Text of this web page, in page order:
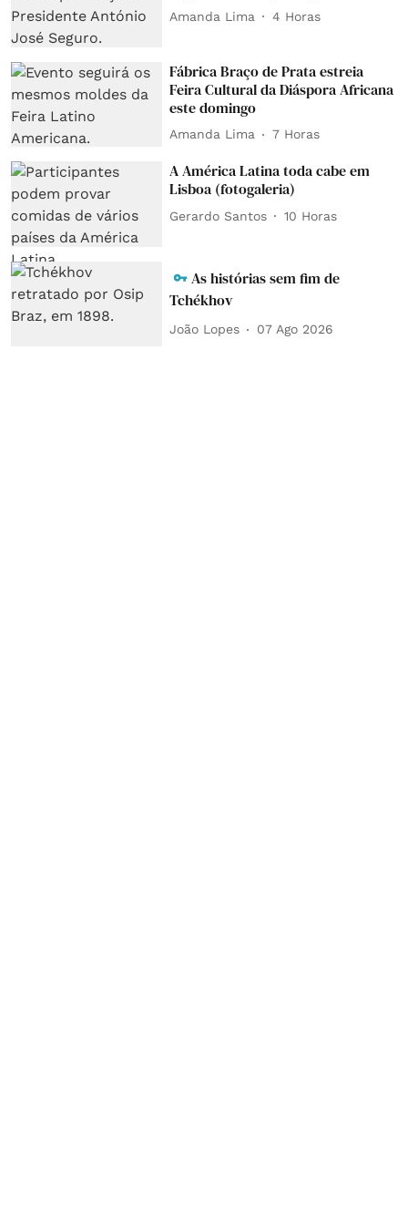
Amanda Lima 4 Horas
Fábrica Braço de Prata estreia
Feira Cultural da Diáspora Africana
este domingo
Amanda Lima 7 Horas
A América Latina toda cabe em
Lisboa (fotogaleria)
Gerardo Santos 10 Horas
As histórias sem fim de
Tchékhov
João Lopes 07 Ago 2026